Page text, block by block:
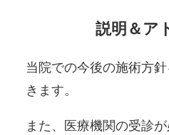
説明＆ア
当院での今後の施術方
きます。
また、医療機関の受診